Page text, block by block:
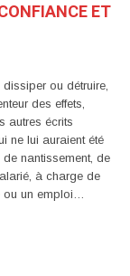
ET
ou détruire,
des effets,
autres écrits
ne lui auraient été
nantissement, de
à charge de
ou un emploi…